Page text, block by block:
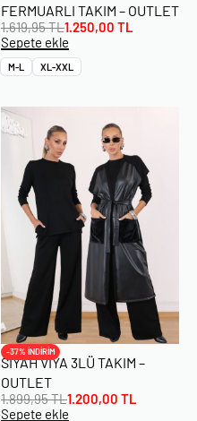
FERMUARLI TAKIM – OUTLET
1.619,95TL1.250,00 TL
Sepete ekle
M-L XL-XXL
-37% İNDİRİM
SIYAH VIYA 3LÜ TAKIM –
OUTLET
1.899,95TL1.200,00 TL
Sepete ekle